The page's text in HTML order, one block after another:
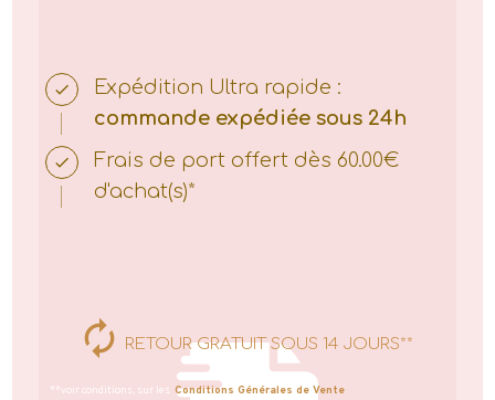
Expédition Ultra rapide :
commande expédiée sous 24h
Frais de port offert dès 60.00€
d'achat(s)*
RETOUR GRATUIT SOUS 14 JOURS**
**voir conditions, sur les Conditions Générales de Vente